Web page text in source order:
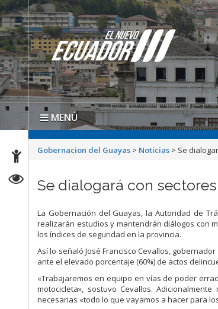
MENÚ
Gobernacion del Guayas > Noticias > Se
Se dialogará con
La Gobernación del Guayas, la Autoridad de
realizarán estudios y mantendrán diálogos con
los índices de seguridad en la provincia.
Así lo señaló José Francisco Cevallos,
ante el elevado porcentaje (60%) de actos
«Trabajaremos en equipo en vías de poder
motocicleta», sostuvo Cevallos.
necesarias «todo lo que vayamos a hacer para